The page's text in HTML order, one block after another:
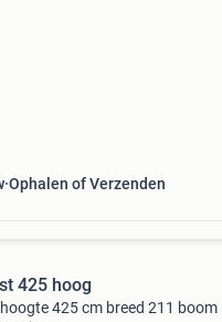
Ophalen of Verzenden
425 hoog
425 cm breed 211 boom